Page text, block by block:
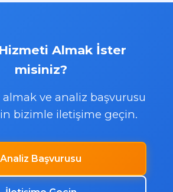
Almak İster
misiniz?
almak ve analiz başvurusu
bizimle iletişime geçin.
Analiz Başvurusu